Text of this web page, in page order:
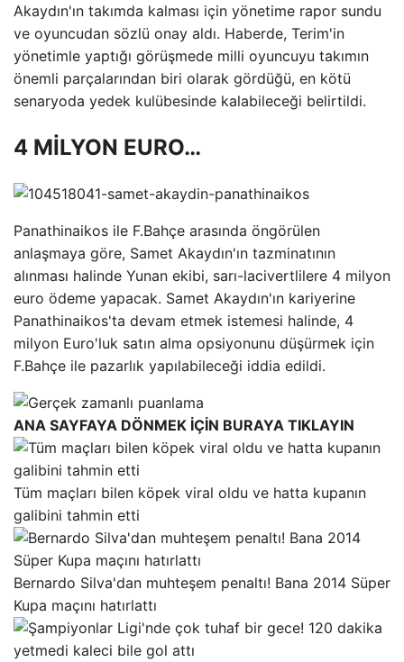
Akaydın'ın takımda kalması için yönetime rapor sundu
ve oyuncudan sözlü onay aldı. Haberde, Terim'in
yönetimle yaptığı görüşmede milli oyuncuyu takımın
önemli parçalarından biri olarak gördüğü, en kötü
senaryoda yedek kulübesinde kalabileceği belirtildi.
4 MİLYON EURO…
Panathinaikos ile F.Bahçe arasında öngörülen
anlaşmaya göre, Samet Akaydın'ın tazminatının
alınması halinde Yunan ekibi, sarı-lacivertlilere 4 milyon
euro ödeme yapacak. Samet Akaydın'ın kariyerine
Panathinaikos'ta devam etmek istemesi halinde, 4
milyon Euro'luk satın alma opsiyonunu düşürmek için
F.Bahçe ile pazarlık yapılabileceği iddia edildi.
ANA SAYFAYA DÖNMEK İÇİN BURAYA TIKLAYIN
Tüm maçları bilen köpek viral oldu ve hatta kupanın
galibini tahmin etti
Bernardo Silva'dan muhteşem penaltı! Bana 2014 Süper
Kupa maçını hatırlattı